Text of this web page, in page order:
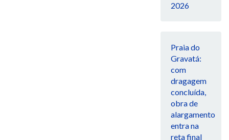
2026
Praia do
Gravatá:
com
dragagem
concluída,
obra de
alargamento
entra na
reta final